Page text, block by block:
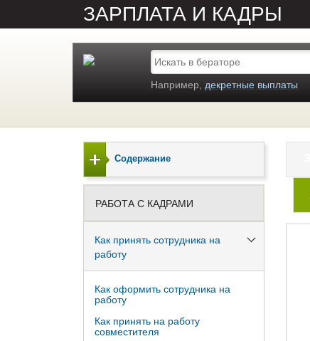
ЗАРПЛАТА И КАДРЫ
Например, декретные выплаты
Содержание
РАБОТА С КАДРАМИ
Как принять сотрудника на
работу
Как оформить сотрудника на
работу
Как принять на работу
совместителя